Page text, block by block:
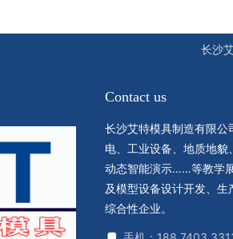
长沙
Contact us
长沙艾特模具制造有限
电、工业设备、地质地
动态智能演示……等教学
及模型设备设计开发、
综合性企业。